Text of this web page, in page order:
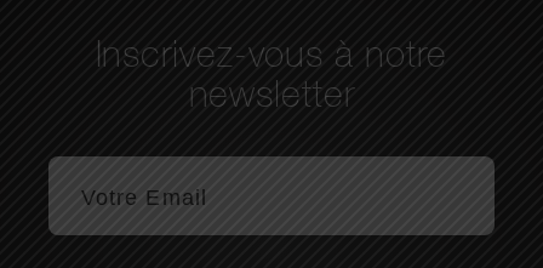
Inscrivez-vous à notre
newsletter